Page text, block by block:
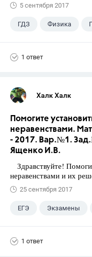
5 сентября 2017
ГДЗ Физика
1 ответ
Халк Халк
Помогите
неравенствами.
- 2017. Вар.№1.
Ященко И.В.
Здравствуйте!
неравенствами и их
25 сентября 2017
ЕГЭ Экзамены
1 ответ